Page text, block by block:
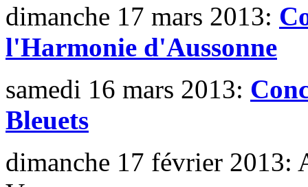
dimanche 17 mars 2013:
l'Harmonie d'Aussonne
samedi 16 mars 2013:
Bleuets
dimanche 17 février 2013: